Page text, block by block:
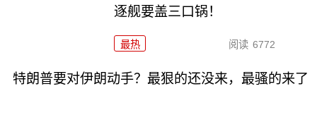
逐舰要盖三口锅！
最热 阅读 6772
特朗普要对伊朗动手？最狠的还没来，最骚的来了